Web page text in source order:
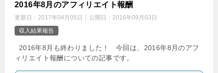
2016年8月のアフィリエイト報酬
更新日： 2017年04月05日 公開日： 2016年09月03日
収入結果報告
2016年8月も終わりました！ 今回は、2016年8月のアフ
ィリエイト報酬についての記事です。